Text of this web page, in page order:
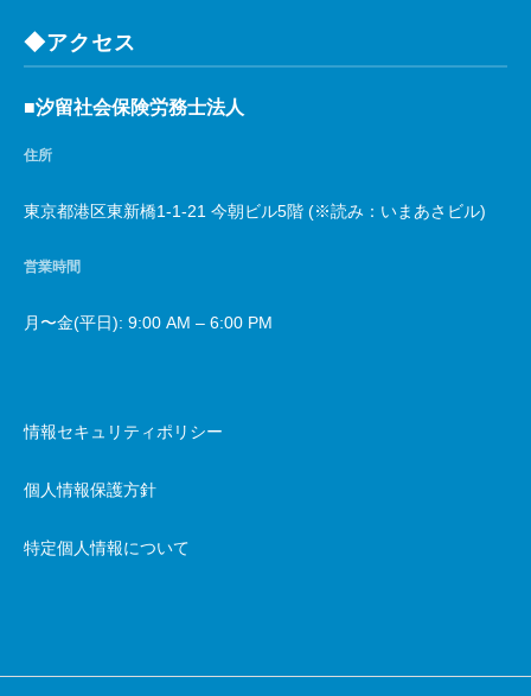
◆アクセス
■汐留社会保険労務士法人
住所
東京都港区東新橋1-1-21 今朝ビル5階 (※読み：いまあさビル)
営業時間
月〜金(平日): 9:00 AM – 6:00 PM
情報セキュリティポリシー
個人情報保護方針
特定個人情報について